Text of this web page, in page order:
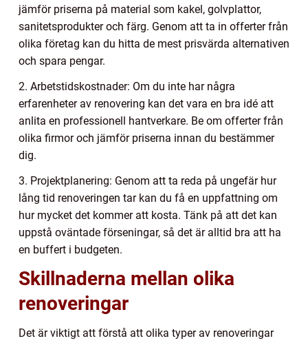
jämför priserna på material som kakel, golvplattor,
sanitetsprodukter och färg. Genom att ta in offerter från
olika företag kan du hitta de mest prisvärda alternativen
och spara pengar.
2. Arbetstidskostnader: Om du inte har några
erfarenheter av renovering kan det vara en bra idé att
anlita en professionell hantverkare. Be om offerter från
olika firmor och jämför priserna innan du bestämmer
dig.
3. Projektplanering: Genom att ta reda på ungefär hur
lång tid renoveringen tar kan du få en uppfattning om
hur mycket det kommer att kosta. Tänk på att det kan
uppstå oväntade förseningar, så det är alltid bra att ha
en buffert i budgeten.
Skillnaderna mellan olika
renoveringar
Det är viktigt att förstå att olika typer av renoveringar